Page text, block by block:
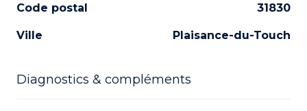
Code postal 31830
Ville Plaisance-du-Touch
Diagnostics & compléments